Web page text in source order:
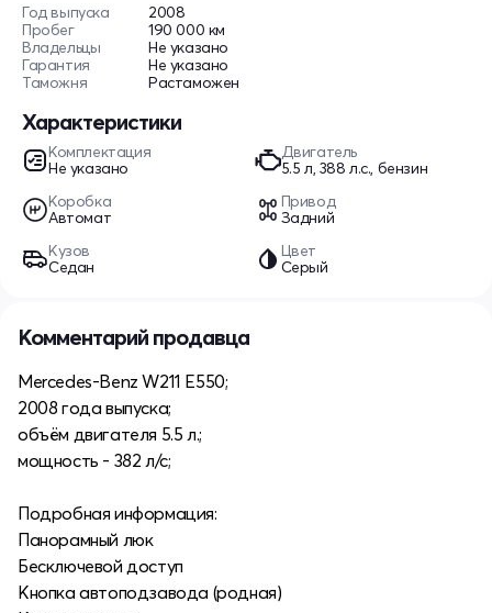
Год выпуска
2008
Пробег
190 000 км
Владельцы
Не указано
Гарантия
Не указано
Таможня
Растаможен
Характеристики
Комплектация
Не указано
Двигатель
5.5 л, 388 л.с., бензин
Коробка
Автомат
Привод
Задний
Кузов
Седан
Цвет
Серый
Комментарий продавца
Mercedes-Benz W211 E550;
2008 года выпуска;
объём двигателя 5.5 л.;
мощность - 382 л/с;
Подробная информация:
Панорамный люк
Бесключевой доступ
Кнопка автоподзавода (родная)